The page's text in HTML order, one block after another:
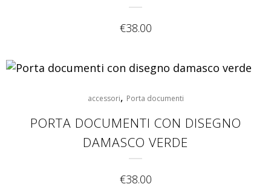
€38.00
accessori, Porta documenti
PORTA DOCUMENTI CON DISEGNO
DAMASCO VERDE
€38.00